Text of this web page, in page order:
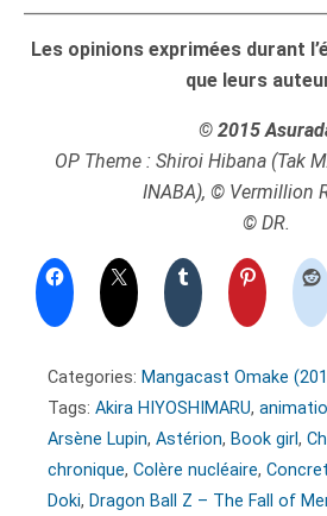
Les opinions exprimées durant
que leurs
© 2015
OP Theme : Shiroi Hibana (Tak
INABA), © Vermillion
© DR.
Categories: Mangacast Omake
Tags: Akira HIYOSHIMARU,
Arsène Lupin, Astérion, Book girl,
chronique, Colère nucléaire,
Doki, Dragon Ball Z – The Fall of